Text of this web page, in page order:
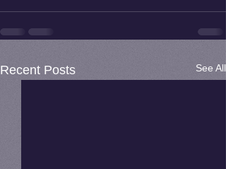
Recent Posts See All